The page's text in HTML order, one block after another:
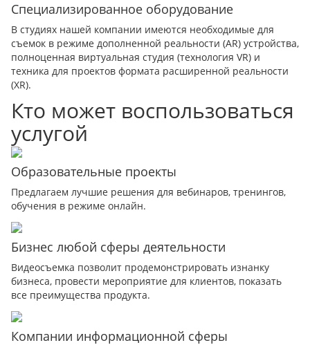
Специализированное оборудование
В студиях нашей компании имеются необходимые для
съемок в режиме дополненной реальности (AR) устройства,
полноценная виртуальная студия (технология VR) и
техника для проектов формата расширенной реальности
(XR).
Кто может воспользоваться
услугой
Образовательные проекты
Предлагаем лучшие решения для вебинаров, тренингов,
обучения в режиме онлайн.
Бизнес любой сферы деятельности
Видеосъемка позволит продемонстрировать изнанку
бизнеса, провести мероприятие для клиентов, показать
все преимущества продукта.
Компании информационной сферы